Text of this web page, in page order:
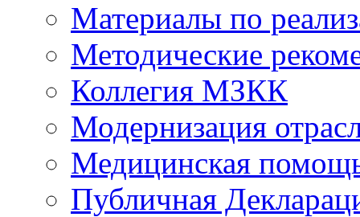
Материалы по
Методические
Коллегия МЗКК
Модернизация
Медицинская
Публичная